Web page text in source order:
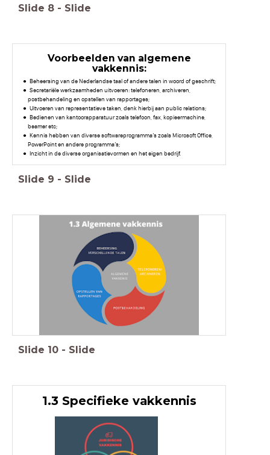
Slide 8 - Slide
Voorbeelden van algemene
vakkennis:
Beheersing van de Nederlandse taal of andere talen in woord of geschrift;
Secretariële werkzaamheden uitvoeren: telefoneren, archiveren,
postbehandeling en opstellen van rapportages;
Uitvoeren van representatieve taken, denk hierbij aan public relations;
Bedienen van kantoorapparatuur zoals telefoon, fax, kopieermachine,
beamer etc;
Kennis hebben van diverse softwareprogramma’s zoals Microsoft Office,
PowerPoint en andere programma’s;
Inzicht in de diverse organisatievormen en het eigen bedrijf.
Slide 9 - Slide
Slide 10 - Slide
1.3 Specifieke vakkennis